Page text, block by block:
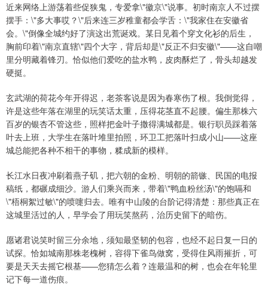
近来网络上游荡着些促狭鬼，专爱拿\"徽京\"说事。初时南京人不过摆
摆手：\"多大事哎？\"后来连三岁稚童都会学舌：\"我家住在安徽省
会。\"倒像全城约好了演这出荒诞戏。某日见着个穿文化衫的后生，
胸前印着\"南京直辖\"四个大字，背后却是\"反正不归安徽\"——这自嘲
里分明藏着锋刃。恰似他们爱吃的盐水鸭，皮肉酥烂了，骨头却越发
硬挺。
玄武湖的荷花今年开得迟，老茶客说是因为春寒伤了根。我倒觉得，
许是这些年落在湖里的玩笑话太重，压得花茎直不起腰。偏生那株六
百岁的银杏不管这些，照样把金叶子撒得满城都是。银行职员踩着落
叶去上班，大学生在落叶堆里拍照，环卫工把落叶扫成小山——这座
城总能把各种不相干的事物，糅成新的模样。
长江水日夜冲刷着燕子矶，把六朝的金粉、明朝的箭镞、民国的电报
稿纸，都碾成细沙。游人们乘兴而来，带着\"鸭血粉丝汤\"的饱嗝和
\"梧桐絮过敏\"的喷嚏归去。唯有中山陵的台阶记得清楚：那些真正在
这城里活过的人，早学会了用玩笑熬药，治历史留下的暗伤。
愿诸君说笑时留三分余地，须知最坚韧的包容，也经不起日复一日的
试探。恰如城南那株老槐树，容得下雀鸟做窝，受得住风雨摧折，可
要是天天去摇它根基——您猜怎么着？连最温和的树，也会在年轮里
记下每一道伤痕。